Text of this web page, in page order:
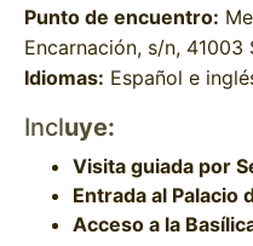
Punto de encuentro:
Encarnación, s/n, 41003
Idiomas: Español e
Incluye:
Visita guiada por
Entrada al Palacio
Acceso a la